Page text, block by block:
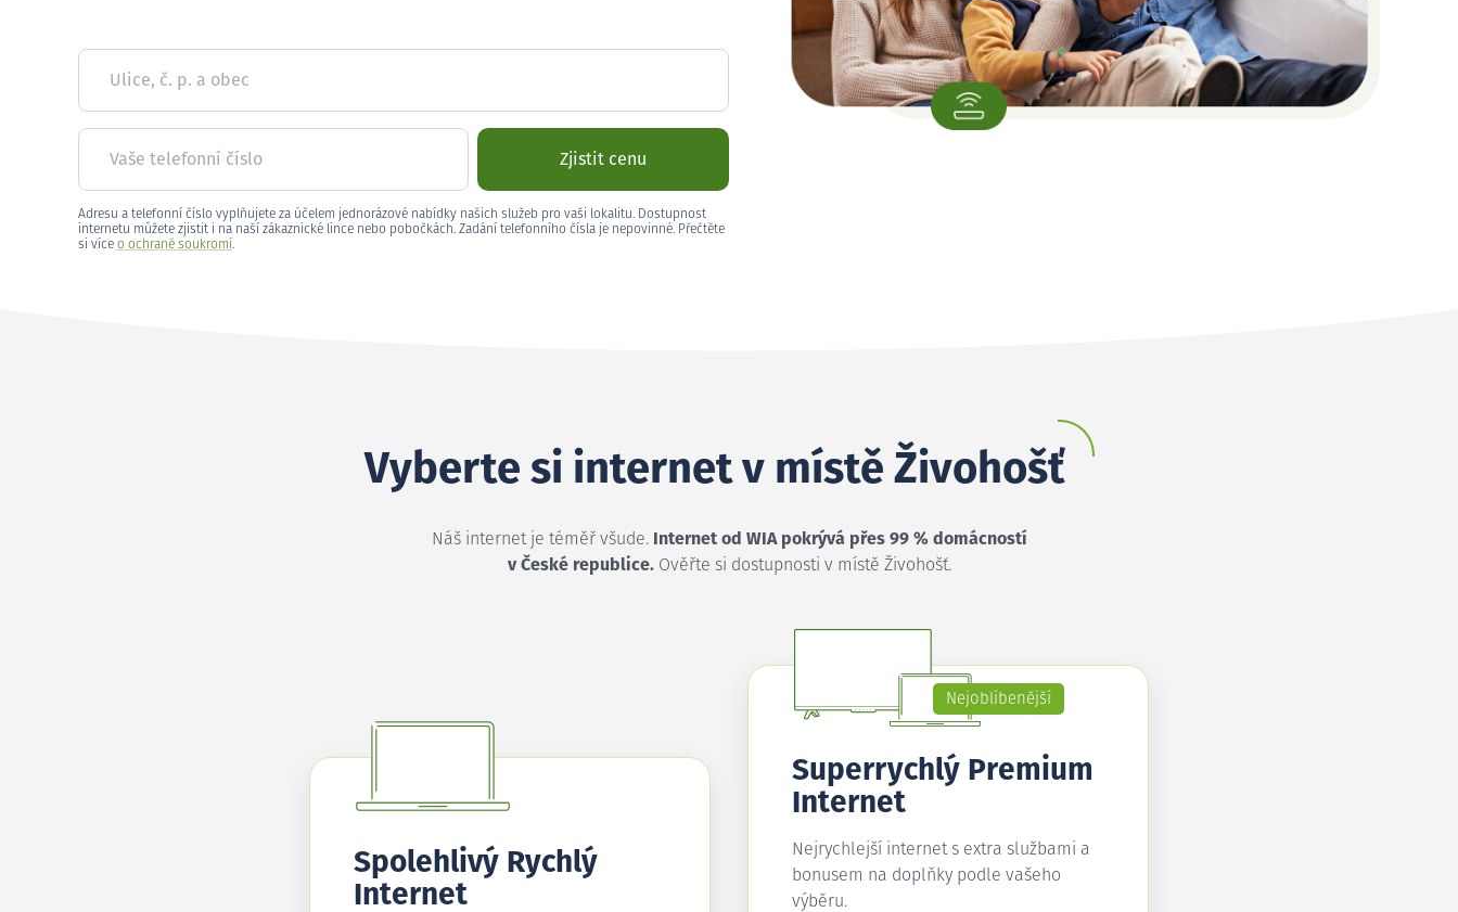
Ulice, č. p. a obec
Vaše telefonní číslo Zjistit cenu
Adresu a telefonní číslo vyplňujete za účelem jednorázové nabídky našich služeb pro vaši lokalitu. Dostupnost
internetu můžete zjistit i na naší zákaznické lince nebo pobočkách. Zadání telefonního čísla je nepovinné. Přečtěte
si více o ochraně soukromí.
Vyberte si internet v místě Živohošť
Náš internet je téměř všude.
Internet od WIA pokrývá přes 99 % domácností
v České republice.Ověřte si dostupnosti v místě Živohošť.
Spolehlivý Rychlý
Internet
Nejoblíbenější
Superrychlý Premium
Internet
Nejrychlejší internet s extra službami a
bonusem na doplňky podle vašeho
výběru.